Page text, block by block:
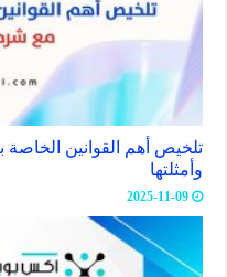
تلخيص أهم القوانين الخاصة
وأمثلتها
2025-11-09